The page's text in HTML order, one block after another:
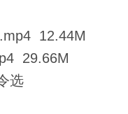
12.44M
29.66M
选